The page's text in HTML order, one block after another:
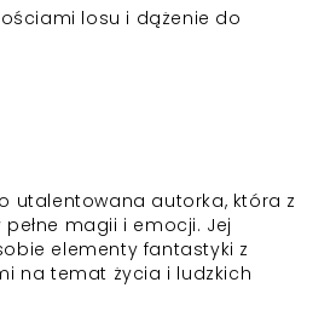
losu i dążenie do
utalentowana autorka, która z
magii i emocji. Jej
elementy fantastyki z
na temat życia i ludzkich